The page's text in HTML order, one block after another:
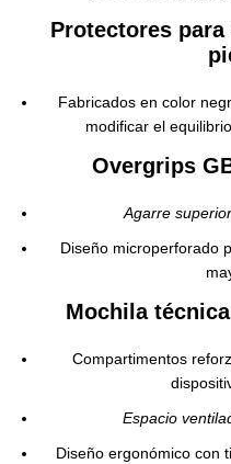
Protectores
Fabricados en color
modificar el
Overgrips
Agarre superior
Diseño microperforado
Mochila
Compartimentos
Espacio
Diseño ergonómico con